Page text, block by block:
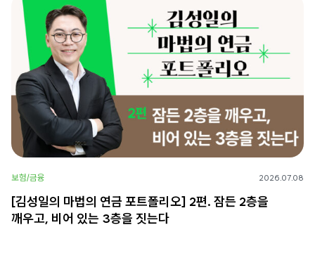
보험/금융 2026.07.08
[김성일의 마법의 연금 포트폴리오] 2편. 잠든 2층을
깨우고, 비어 있는 3층을 짓는다